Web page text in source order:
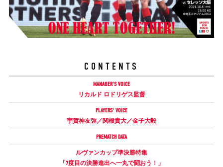
振り旗掲出希望者の事前申請
オフィシャルフラッグ以外の旗(Lフラッグサイズ以下)掲出希望者の事
前申請
大原サッカー場 SPORTS FOR PEACE! プロジェクト
SPORTS FOR PEACE! プロジェクト 支援活動
安全で快適なスタジアムに向けて
CONTENTS
MANAGER'S VOICE
リカルド ロドリゲス監督
PLAYERS' VOICE
宇賀神友弥／関根貴大／金子大毅
PREMATCH DATA
ルヴァンカップ準決勝特集
「7度目の決勝進出へ一丸で闘おう！」